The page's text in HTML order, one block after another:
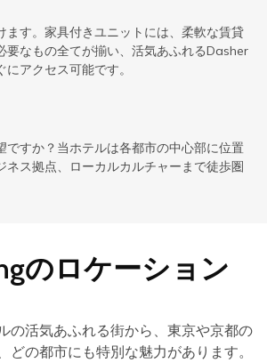
ます。家具付きユニットには、柔軟な賃貸
要なもの全てが揃い、活気あふれるDasher
アクセス可能です。
ですか？当ホテルは各都市の中心部に位置
ネス拠点、ローカルカルチャーまで徒歩圏
のロケーション
の活気あふれる街から、東京や京都の
どの都市にも特別な魅力があります。